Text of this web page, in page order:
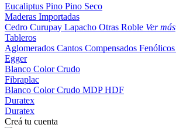
Eucaliptus Pino Pino Seco
Maderas Importadas
Cedro Curupay Lapacho Otras Roble Ver más
Tableros
Aglomerados Cantos Compensados Fenólicos
Egger
Blanco ColorCrudo
Fibraplac
Blanco ColorCrudo MDPHDF
Duratex
Duratex
Creá tu cuenta